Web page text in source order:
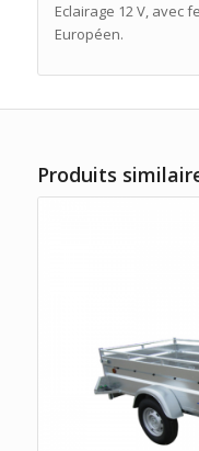
Eclairage 12 V, avec
Européen.
Produits